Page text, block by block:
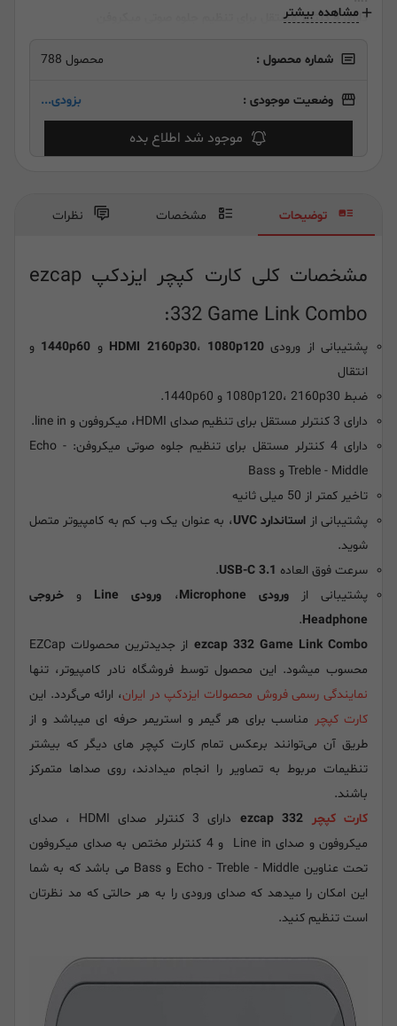
دارای 4 کنترلر مستقل برای تنظیم جلوه صوتی میکروفن
سرعت فوق العاده USB-C 3.1
مشاهده بیشتر
شماره محصول : محصول 788
وضعیت موجودی : بزودی...
موجود شد اطلاع بده
مشخصات کلی کارت کپچر ایزدکپ ezcap
332 Game Link Combo:
پشتیبانی از ورودی HDMI 2160p30، 1080p120 و 1440p60 و
انتقال
ضبط 1080p120، 2160p30 و 1440p60.
دارای 3 کنترلر مستقل برای تنظیم صدای HDMI، میکروفون و line in.
دارای 4 کنترلر مستقل برای تنظیم جلوه صوتی میکروفن: Echo -
Treble - Middle و Bass
تاخیر کمتر از 50 میلی ثانیه
پشتیبانی از استاندارد UVC
، به عنوان یک وب کم به کامپیوتر متصل
شوید.
سرعت فوق العاده USB-C 3.1
.
پشتیبانی ازورودی Microphone ، ورودی Line و خروجی
Headphone
.
ezcap 332 Game Link Combo
از جدیدترین محصولات EZCap
محسوب میشود. این محصول توسط فروشگاه نادر کامپیوتر، تنها
نمایندگی رسمی فروش محصولات ایزدکپ در ایران، ارائه می‌گردد. این
کارت کپچر مناسب برای هر گیمر و استریمر حرفه ای میباشد و از
طریق آن می‌توانند برعکس تمام کارت کپچر های دیگر که بیشتر
تنظیمات مربوط به تصاویر را انجام میدادند، روی صداها متمرکز
باشند.
کارت کپچر
دارای 3 کنترلر صدای HDMI ، صدای
میکروفون و صدای Line in و 4 کنترلر مختص به صدای میکروفون
تحت عناوین Echo - Treble - Middle و Bass می باشد که به شما
این امکان را میدهد که صدای ورودی را به هر حالتی که مد نظرتان
است تنظیم کنید.